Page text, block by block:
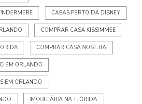
CASAS PERTO DA DISNEY
COMPRAR CASA KISSIMMEE
COMPRAR CASA NOS EUA
EM ORLANDO
EM ORLANDO
IMOBILIÁRIA NA FLÓRIDA